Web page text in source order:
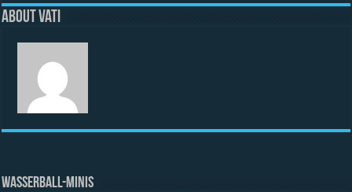
About vati
WASSERBALL-MINIS